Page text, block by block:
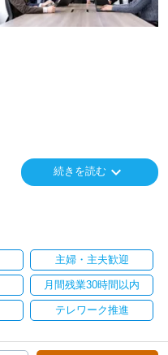
続きを読む keyboard_arrow_down
主婦・主夫歓迎
月間残業30時間以内
テレワーク推進